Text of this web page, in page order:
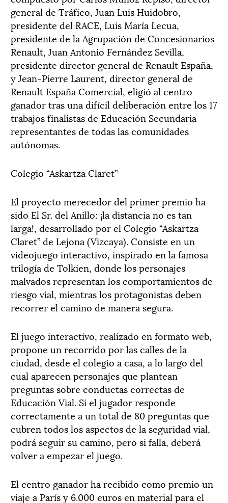
general de Tráfico, Juan Luis Huidobro,
presidente del RACE, Luis María Lecua,
presidente de la Agrupación de Concesionarios
Renault, Juan Antonio Fernández Sevilla,
presidente director general de Renault España,
y Jean-Pierre Laurent, director general de
Renault España Comercial, eligió al centro
ganador tras una difícil deliberación entre los 17
trabajos finalistas de Educación Secundaria
representantes de todas las comunidades
autónomas.
Colegio “Askartza Claret”
El proyecto merecedor del primer premio ha
sido El Sr. del Anillo: ¡la distancia no es tan
larga!, desarrollado por el Colegio “Askartza
Claret” de Lejona (Vizcaya). Consiste en un
videojuego interactivo, inspirado en la famosa
trilogía de Tolkien, donde los personajes
malvados representan los comportamientos de
riesgo vial, mientras los protagonistas deben
recorrer el camino de manera segura.
El juego interactivo, realizado en formato web,
propone un recorrido por las calles de la
ciudad, desde el colegio a casa, a lo largo del
cual aparecen personajes que plantean
preguntas sobre conductas correctas de
Educación Vial. Si el jugador responde
correctamente a un total de 80 preguntas que
cubren todos los aspectos de la seguridad vial,
podrá seguir su camino, pero si falla, deberá
volver a empezar el juego.
El centro ganador ha recibido como premio un
viaje a París y 6.000 euros en material para el